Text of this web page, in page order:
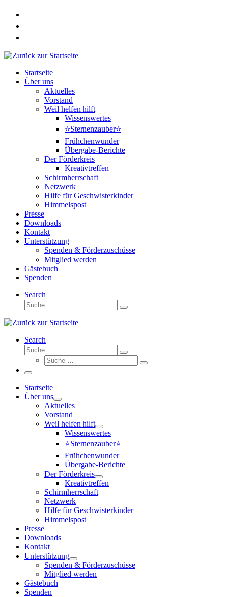
Zum
springen
Startseite
Über uns
Aktuelles
Vorstand
Weil helfen hilft
Wissenswertes
⭐Sternenzauber⭐
Frühchenwunder
Übergabe-Berichte
Der Förderkreis
Kreativtreffen
Schirmherrschaft
Netzwerk
Hilfe für Geschwisterkinder
Himmelspost
Presse
Downloads
Kontakt
Unterstützung
Spenden & Förderzuschüsse
Mitglied werden
Gästebuch
Spenden
Search
Suche
Suche
Search
Suche
Suche
Suche
Suche
Menü
Startseite
Über uns
Aktuelles
Vorstand
Weil helfen hilft
Wissenswertes
⭐Sternenzauber⭐
Frühchenwunder
Übergabe-Berichte
Der Förderkreis
Kreativtreffen
Schirmherrschaft
Netzwerk
Hilfe für Geschwisterkinder
Himmelspost
Presse
Downloads
Kontakt
Unterstützung
Spenden & Förderzuschüsse
Mitglied werden
Gästebuch
Spenden